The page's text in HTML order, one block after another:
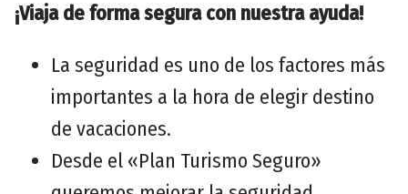
¡Viaja de forma segura con nuestra ayuda!
La seguridad es uno de los factores más
importantes a la hora de elegir destino
de vacaciones.
Desde el «Plan Turismo Seguro»